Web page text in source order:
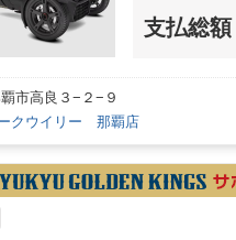
支払総額
市高良３−２−９
クウイリー 那覇店